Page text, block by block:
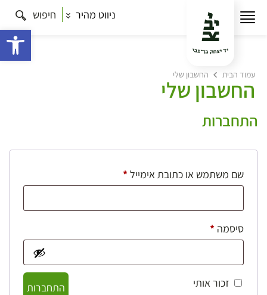
ניווט מהיר חיפוש
עמוד הבית החשבון שלי
החשבון שלי
התחברות
שם משתמש או כתובת אימייל*חובה
סיסמה *חובה
זכור אותי
התחברות